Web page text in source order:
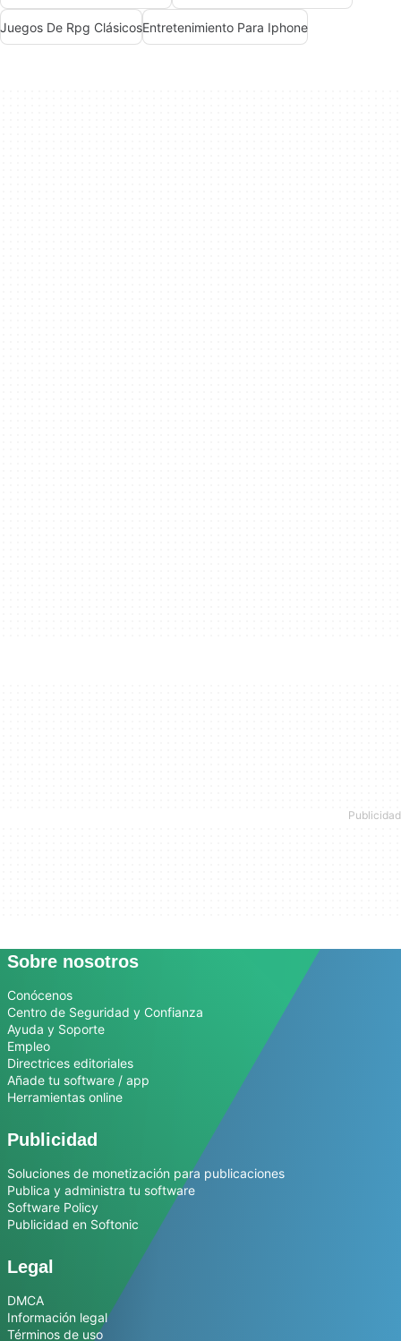
Juegos De Rpg ClásicosEntretenimiento Para Iphone
Sobre nosotros
Conócenos
Centro de Seguridad y Confianza
Ayuda y Soporte
Empleo
Directrices editoriales
Añade tu software / app
Herramientas online
Publicidad
Soluciones de monetización para publicaciones
Publica y administra tu software
Software Policy
Publicidad en Softonic
Legal
DMCA
Información legal
Términos de uso